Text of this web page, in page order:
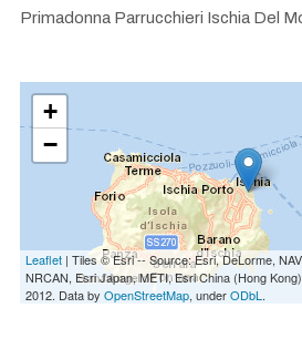
Primadonna Parrucchieri Ischia Del
+
−
Leaflet | Tiles © Esri -- Source: Esri, DeLorme,
NRCAN, Esri Japan, METI, Esri China (Hong
2012. Data by OpenStreetMap, underODbL.